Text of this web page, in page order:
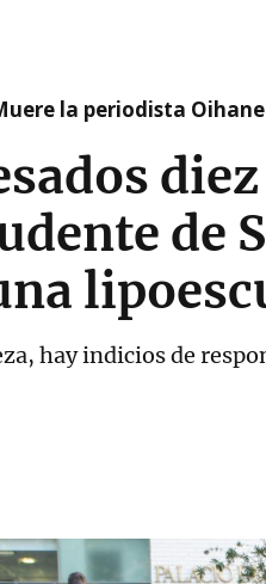
la periodista
de
hay indicios de